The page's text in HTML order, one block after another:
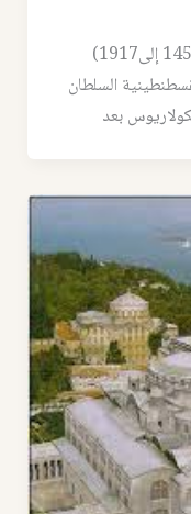
الكنائس الشرقية حتى القرن العشرين (1453 إلى1917)
السلطان
بعد